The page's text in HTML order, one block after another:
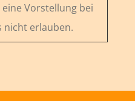
Vorstellung bei
nicht erlauben.